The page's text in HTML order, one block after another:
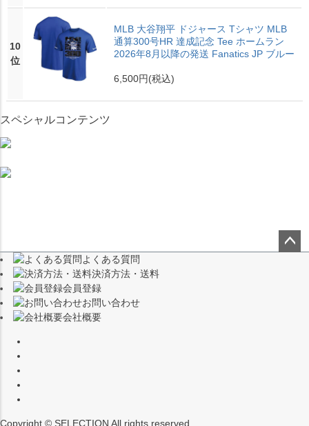
10
位
MLB 大谷翔平 ドジャース Tシャツ MLB
通算300号HR 達成記念 Tee ホームラン
2026年8月以降の発送 Fanatics JP ブルー
6,500円(税込)
スペシャルコンテンツ
よくある質問
決済方法・送料
会員登録
お問い合わせ
会社概要
Copyright © SELECTION All rights reserved.